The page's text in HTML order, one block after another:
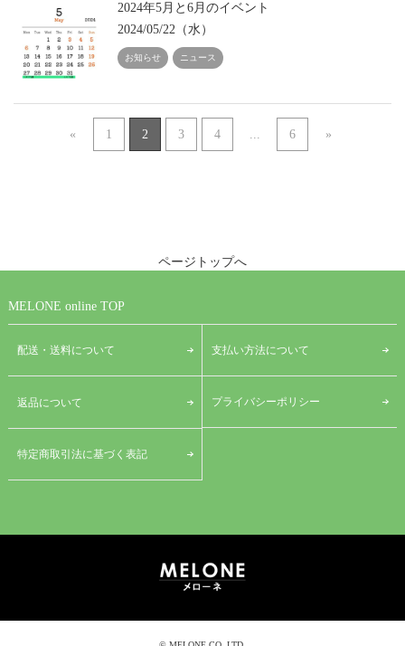
2024年5月と6月のイベント
2024/05/22（水）
お知らせ ニュース
« 1 2 3 4 ... 6 »
ページトップへ
MELONE online TOP
配送・送料について 支払い方法について
返品について プライバシーポリシー
特定商取引法に基づく表記